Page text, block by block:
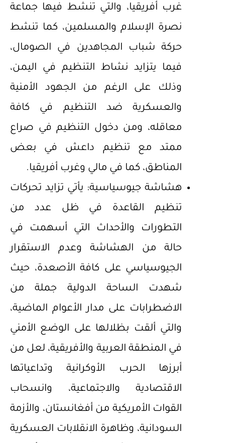
غرب أفريقيا، والتي تنشط فيها جماعة
نصرة الإسلام والمسلمين، كما تنشط
حركة شباب المجاهدين في الصومال،
فيما يتزايد نشاط التنظيم في اليمن،
وذلك على الرغم من الجهود الأمنية
والعسكرية ضد التنظيم في كافة
معاقله، ومن دخول التنظيم في صراع
ممتد مع تنظيم داعش في بعض
المناطق، كما في مالي وغرب أفريقيا.
هشاشة جيوسياسية: يأتي تزايد تحركات
تنظيم القاعدة في ظل عدد من
التطورات والأحداث التي أسهمت في
حالة من الهشاشة وعدم الاستقرار
الجيوسياسي على كافة الأصعدة، حيث
شهدت الساحة الدولية جملة من
الاضطرابات على مدار الأعوام الماضية،
والتي ألقت بظلالها على الوضع الأمني
في المنطقة العربية والأفريقية، لعل من
أبرزها الحرب الأوكرانية وتداعياتها
الاقتصادية والاجتماعية، وانسحاب
القوات الأمريكية من أفغانستان، والأزمة
السودانية، وظاهرة الانقلابات العسكرية